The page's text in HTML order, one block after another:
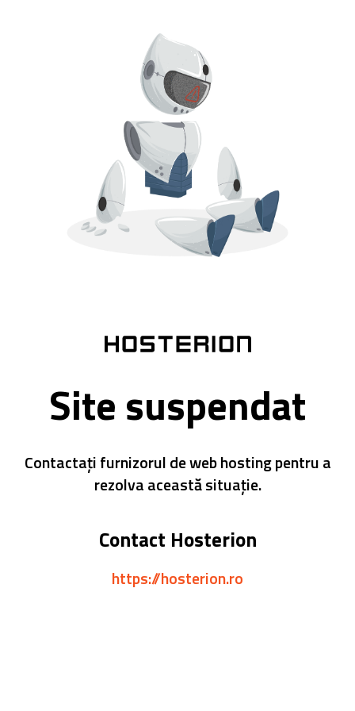
Site suspendat
Contactați furnizorul de web hosting pentru a
rezolva această situație.
Contact Hosterion
https://hosterion.ro